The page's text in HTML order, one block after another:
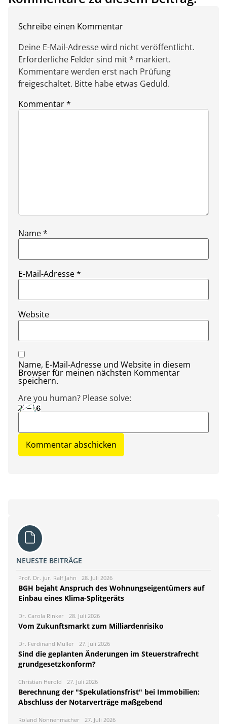
Schreibe einen Kommentar
Deine E-Mail-Adresse wird nicht veröffentlicht.
Erforderliche Felder sind mit * markiert.
Kommentare werden erst nach Prüfung
freigeschaltet. Bitte habe etwas Geduld.
Kommentar*
Name*
E-Mail-Adresse*
Website
Name, E-Mail-Adresse und Website in diesem
Browser für meinen nächsten Kommentar
speichern.
Are you human? Please solve:
NEUESTE BEITRÄGE
Prof. Dr. jur. Ralf Jahn 28. Juli 2026
BGH bejaht Anspruch des Wohnungseigentümers auf
Einbau eines Klima-Splitgeräts
Dr. Carola Rinker 28. Juli 2026
Vom Zukunftsmarkt zum Milliardenrisiko
Dr. Ferdinand Müller 27. Juli 2026
Sind die geplanten Änderungen im Steuerstrafrecht
grundgesetzkonform?
Christian Herold 27. Juli 2026
Berechnung der "Spekulationsfrist" bei Immobilien:
Abschluss der Notarverträge maßgebend
Roland Nonnenmacher 27. Juli 2026